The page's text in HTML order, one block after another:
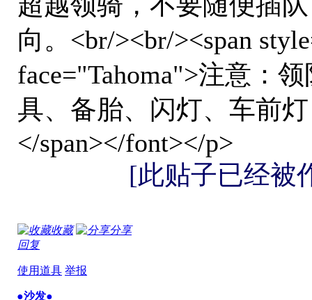
向。<br/><br/><span
face="Tahoma">注意：
具、备胎、闪灯、车前
</span></font></p>
[此贴子已经被
收藏
分享
回复
使用道具 举报
●沙发●